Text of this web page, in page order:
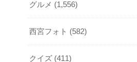
グルメ (1,556)
西宮フォト (582)
クイズ (411)